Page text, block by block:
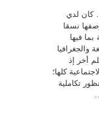
كان لدي
نسقا
فيها
والجغرافيا
أخر إذ
كلها؛
تكاملية